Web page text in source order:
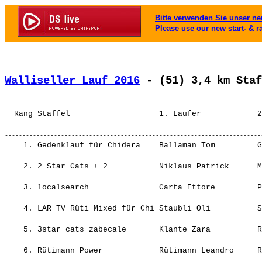
Bitte verwenden Sie unser
Please use our new start- &
Walliseller Lauf 2016 - (51) 3,4 km
Rang Staffel                   1. Läufer
1. Gedenklauf für Chidera    Ballaman Tom         Gameli Dovlo         Hess Andreas         Ikenna Ezeafulukwe       11.32,2       -----   (2005)      3.23 ¦     2.47    1.¦    3.01    1.¦    3.09    3.¦    2.33    2.¦
                                                                                                                                                                ¦     2.47    1.¦    5.48    1.¦    8.58    1.¦   11.32    1.¦
    2. 2 Star Cats + 2           Niklaus Patrick      Magee Frank          Arnold Ricardo       Magee Karina             12.50,3      1.18,1   (2023)      3.46 ¦     2.52    2.¦    3.09    3.¦    3.16    4.¦    3.30   13.¦
                                                                                                                                                                ¦     2.52    2.¦    6.02    2.¦    9.19    2.¦   12.50    2.¦
    3. localsearch               Carta Ettore         Paka Gregor          Chiasserini Levin    Strebler Rolf            13.24,9      1.52,7   (2003)      3.56 ¦     3.28    4.¦    3.32    4.¦    3.39    7.¦    2.44    3.¦
                                                                                                                                                                ¦     3.28    4.¦    7.00    4.¦   10.40    4.¦   13.24    3.¦
    4. LAR TV Rüti Mixed für Chi Staubli Oli          Staubli Jessica      Staubli Thomas       Pohl Dominik             13.28,6      1.56,4   (2017)      3.57 ¦     3.58   11.¦    4.03   11.¦    2.55    1.¦    2.31    1.¦
                                                                                                                                                                ¦     3.58   11.¦    8.02   10.¦   10.57    6.¦   13.28    4.¦
    5. 3star cats zabecale       Klante Zara          Rossetti Beatrice    Rossetti Caterina    Schlinkmeier Leona       14.04,8      2.32,6   (2013)      4.08 ¦     3.50    9.¦    3.38    5.¦    3.34    6.¦    3.01    5.¦
                                                                                                                                                                ¦     3.50    9.¦    7.28    6.¦   11.03    7.¦   14.04    5.¦
    6. Rütimann Power            Rütimann Leandro     Rütimann Alessia     Rütimann Thomas      Rütimann Even            14.11,2      2.39,0   (2011)      4.10 ¦     3.30